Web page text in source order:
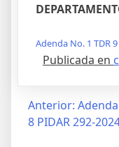
Adenda No. 1 TDR 9
Publicada en
Anterior:
8 PIDAR 292-